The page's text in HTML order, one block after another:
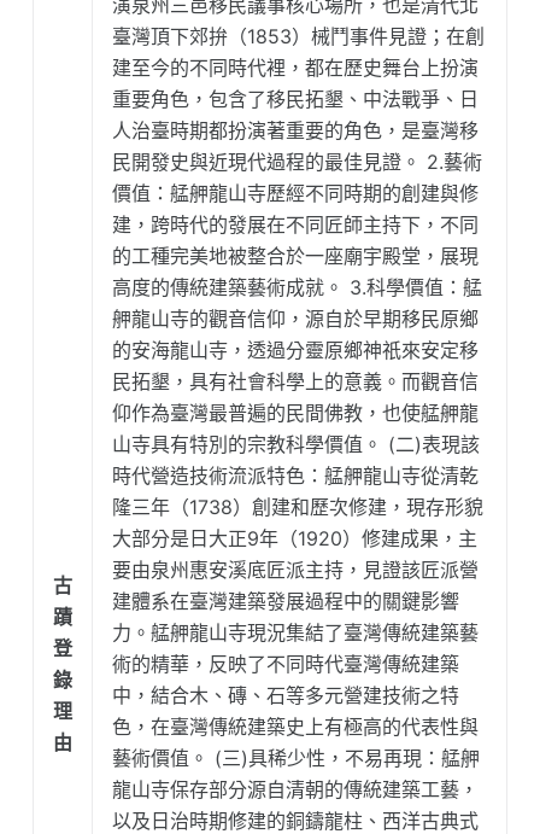
古
蹟
登
錄
理
由
臺灣頂下郊拚（1853）械鬥事件見證；在創
建至今的不同時代裡，都在歷史舞台上扮演
重要角色，包含了移民拓墾、中法戰爭、日
人治臺時期都扮演著重要的角色，是臺灣移
民開發史與近現代過程的最佳見證。 2.藝術
價值：艋舺龍山寺歷經不同時期的創建與修
建，跨時代的發展在不同匠師主持下，不同
的工種完美地被整合於一座廟宇殿堂，展現
高度的傳統建築藝術成就。 3.科學價值：艋
舺龍山寺的觀音信仰，源自於早期移民原鄉
的安海龍山寺，透過分靈原鄉神祇來安定移
民拓墾，具有社會科學上的意義。而觀音信
仰作為臺灣最普遍的民間佛教，也使艋舺龍
山寺具有特別的宗教科學價值。 (二)表現該
時代營造技術流派特色：艋舺龍山寺從清乾
隆三年（1738）創建和歷次修建，現存形貌
大部分是日大正9年（1920）修建成果，主
要由泉州惠安溪底匠派主持，見證該匠派營
建體系在臺灣建築發展過程中的關鍵影響
力。艋舺龍山寺現況集結了臺灣傳統建築藝
術的精華，反映了不同時代臺灣傳統建築
中，結合木、磚、石等多元營建技術之特
色，在臺灣傳統建築史上有極高的代表性與
藝術價值。 (三)具稀少性，不易再現：艋舺
龍山寺保存部分源自清朝的傳統建築工藝，
以及日治時期修建的銅鑄龍柱、西洋古典式